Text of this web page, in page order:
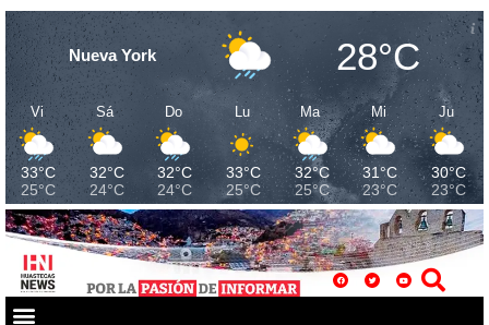
Nueva York 28°C
Vi
33°C
25°C
Sá
32°C
24°C
Do
32°C
24°C
Lu
33°C
25°C
Ma
32°C
25°C
Mi
31°C
23°C
Ju
30°C
23°C